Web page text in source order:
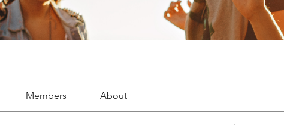
Members About